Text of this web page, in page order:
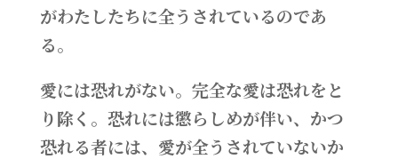
がわたしたちに全うされているのであ
る。
愛には恐れがない。完全な愛は恐れをと
り除く。恐れには懲らしめが伴い、かつ
恐れる者には、愛が全うされていないか